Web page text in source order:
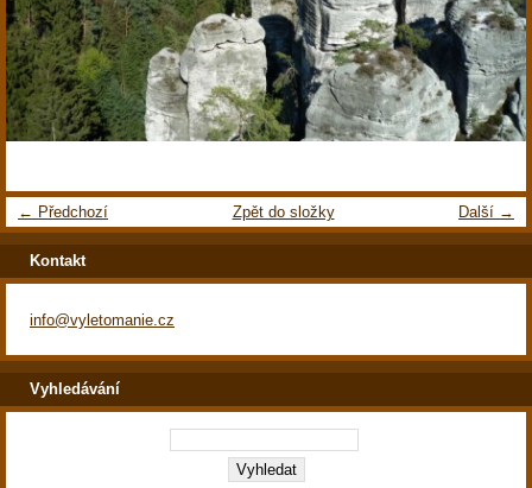
← Předchozí Další →
Zpět do složky
Kontakt
info@vyletomanie.cz
Vyhledávání